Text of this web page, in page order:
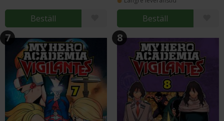
Beställ Beställ
7 8